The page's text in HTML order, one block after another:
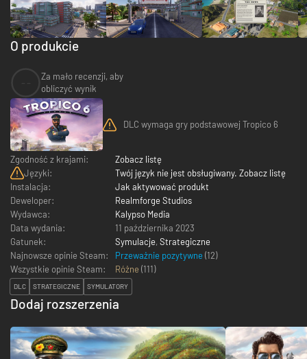
O produkcie
Za mało recenzji, aby
obliczyć wynik
DLC wymaga gry podstawowej Tropico 6
Zgodność z krajami:
Zobacz listę
Języki:
Twój język nie jest obsługiwany. Zobacz listę
Instalacja:
Jak aktywować produkt
Deweloper:
Realmforge Studios
Wydawca:
Kalypso Media
Data wydania:
11 października 2023
Gatunek:
Symulacje, Strategiczne
Najnowsze opinie Steam:
Przeważnie pozytywne (12)
Wszystkie opinie Steam:
Różne (111)
DLC STRATEGICZNE SYMULATORY
Dodaj rozszerzenia